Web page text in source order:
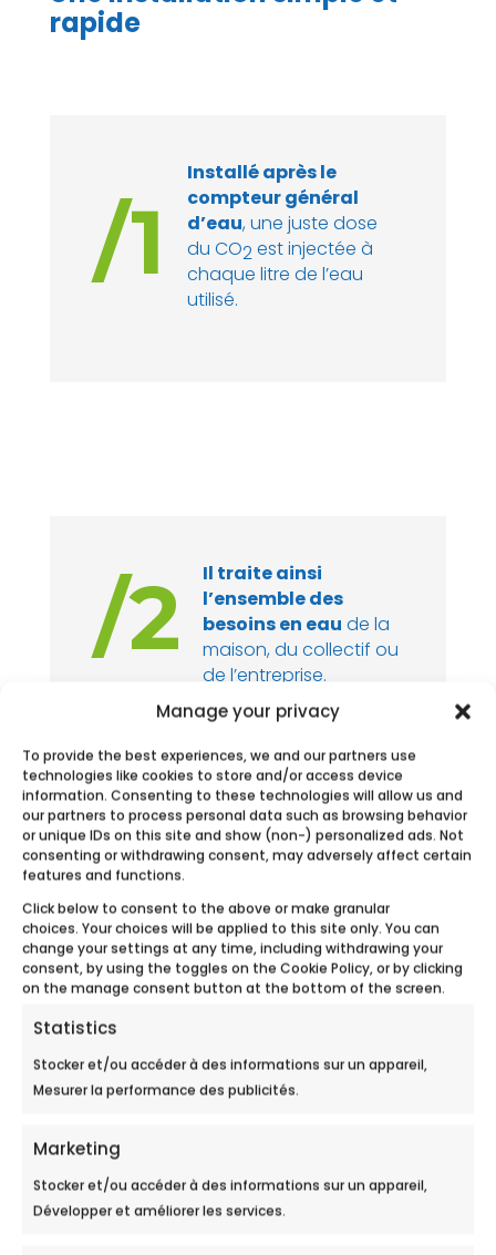
Manage your privacy
To provide the best experiences, we and our partners use
technologies like cookies to store and/or access device
information. Consenting to these technologies will allow us and
our partners to process personal data such as browsing behavior
or unique IDs on this site and show (non-) personalized ads. Not
consenting or withdrawing consent, may adversely affect certain
features and functions.
Click below to consent to the above or make granular
choices. Your choices will be applied to this site only. You can
change your settings at any time, including withdrawing your
consent, by using the toggles on the Cookie Policy, or by clicking
on the manage consent button at the bottom of the screen.
Statistics
Stocker et/ou accéder à des informations sur un appareil,
Mesurer la performance des publicités.
Marketing
Stocker et/ou accéder à des informations sur un appareil,
Développer et améliorer les services.
rapide
/1
Installé après le
compteur général
d’eau, une juste dose
du CO2est injectée à
chaque litre de l’eau
utilisé.
/2
Il traite ainsi
l’ensemble des
besoins en eau de la
maison, du collectif ou
de l’entreprise.
/3
en fonction de la
dureté de l’eauet à
un effet curatif et
préventif sur les
sanitaires et
l’électroménager.
Voir toute la gamme